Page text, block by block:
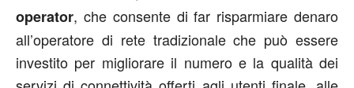
operator, che consente di far risparmiare denaro
all’operatore di rete tradizionale che può essere
investito per migliorare il numero e la qualità dei